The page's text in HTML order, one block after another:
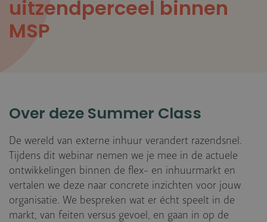
uitzendperceel binnen
MSP
Over deze Summer Class
De wereld van externe inhuur verandert razendsnel.
Tijdens dit webinar nemen we je mee in de actuele
ontwikkelingen binnen de flex- en inhuurmarkt en
vertalen we deze naar concrete inzichten voor jouw
organisatie. We bespreken wat er écht speelt in de
markt, van feiten versus gevoel, en gaan in op de